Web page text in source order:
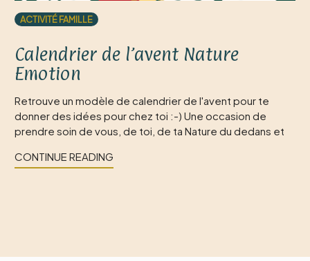
ACTIVITÉ FAMILLE
Calendrier de l’avent Nature
Emotion
Retrouve un modèle de calendrier de l'avent pour te
donner des idées pour chez toi :-) Une occasion de
prendre soin de vous, de toi, de ta Nature du dedans et
CONTINUE READING